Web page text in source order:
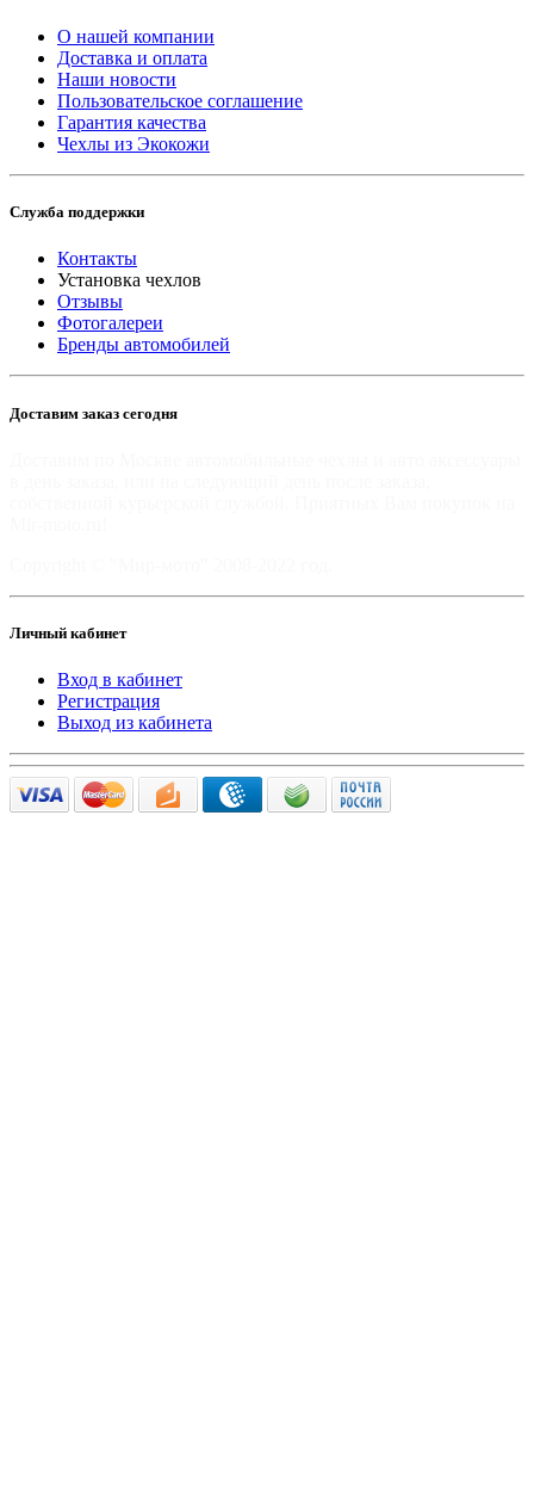
О нашей компании
Доставка и оплата
Наши новости
Пользовательское соглашение
Гарантия качества
Чехлы из Экокожи
Служба поддержки
Контакты
Установка чехлов
Отзывы
Фотогалереи
Бренды автомобилей
Доставим заказ сегодня
Личный кабинет
Вход в кабинет
Регистрация
Выход из кабинета